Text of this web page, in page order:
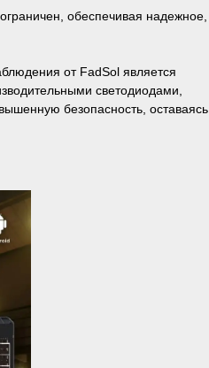
обеспечивая надежное,
от FadSol является
светодиодами,
безопасность, оставаясь